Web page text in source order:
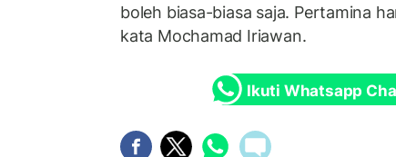
boleh biasa-biasa saja. Pertamina
kata Mochamad Iriawan.
Ikuti Whatsapp